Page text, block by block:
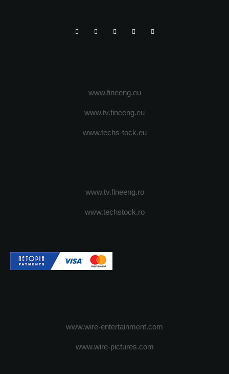
www.fineeng.eu
www.tv.fineeng.eu
www.techs-tock.eu
www.tv.fineeng.ro
www.techstock.ro
www.wire-entertainment.com
www.wire-pictures.com